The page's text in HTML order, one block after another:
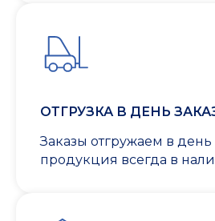
ОТГРУЗКА В ДЕНЬ
Заказы отгружаем в
продукция всегда в